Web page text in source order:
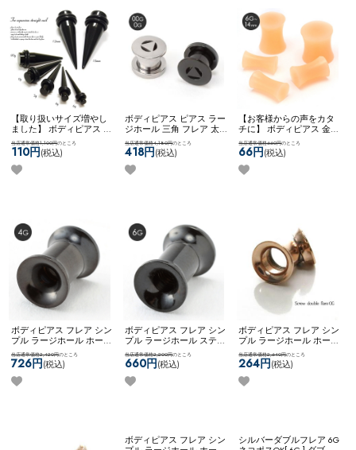
【取り扱いサイズ増やし
ました】 ボディピアス ピ
アス 拡張用 ホール スト
レート ネコポスOK
エキスパンダー
当店通常価格1,100円のところ
110円(税込)
ボディピアス ピアス ラー
ジホール 三角 フレア 太
ゲージ ステンレス かっこ
いい お洒落 おしゃれ ネ
コポスOK▲プレートPLUG
当店通常価格4,180円のところ
418円(税込)
【お客様からの声をカタ
チに】 ボディピアス 金属
アレルギー対応 6g 4g 2g
0g 00g 12ｍｍ 14ｍｍ シ
ークレット目立たない 学
校 職場 ホールキープ 冠
当店通常価格660円のところ
66円(税込)
ボディピアス フレア シン
プル ラージホール ホール
トゥ ステンレス 0G ネジ
式 ネコポスOK[７0%OFF][
4G ] ダブルフレア (ブラッ
ク)
当店通常価格2,420円のところ
726円(税込)
ボディピアス フレア シン
プル ラージホール ステン
レス 0G ネジ式 ネコポス
OK[７0%OFF][ 6G ] ダブル
フレア (ブラック)
当店通常価格2,200円のところ
660円(税込)
ボディピアス フレア シン
プル ラージホール ホール
トゥ ステンレス 0G ネジ
式 ネコポスOK[ 0G ] ダブ
ルフレア (ローズゴール
ド)
当店通常価格2,640円のところ
264円(税込)